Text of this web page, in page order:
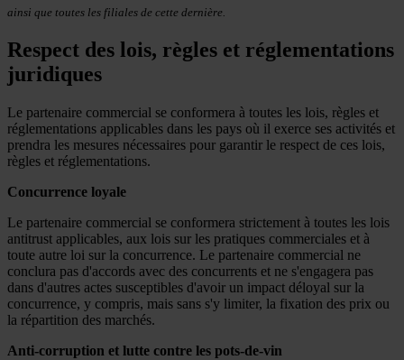
ainsi que toutes les filiales de cette dernière.
Respect des lois, règles et réglementations
juridiques
Le partenaire commercial se conformera à toutes les lois, règles et
réglementations applicables dans les pays où il exerce ses activités et
prendra les mesures nécessaires pour garantir le respect de ces lois,
règles et réglementations.
Concurrence loyale
Le partenaire commercial se conformera strictement à toutes les lois
antitrust applicables, aux lois sur les pratiques commerciales et à
toute autre loi sur la concurrence. Le partenaire commercial ne
conclura pas d'accords avec des concurrents et ne s'engagera pas
dans d'autres actes susceptibles d'avoir un impact déloyal sur la
concurrence, y compris, mais sans s'y limiter, la fixation des prix ou
la répartition des marchés.
Anti-corruption et lutte contre les pots-de-vin